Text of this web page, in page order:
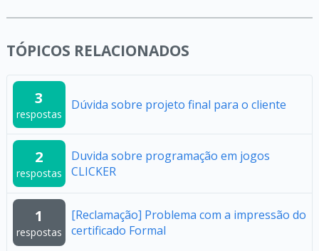
TÓPICOS RELACIONADOS
3
respostas
Dúvida sobre projeto final para o cliente
2
respostas
Duvida sobre programação em jogos
CLICKER
1
respostas
[Reclamação] Problema com a impressão do
certificado Formal